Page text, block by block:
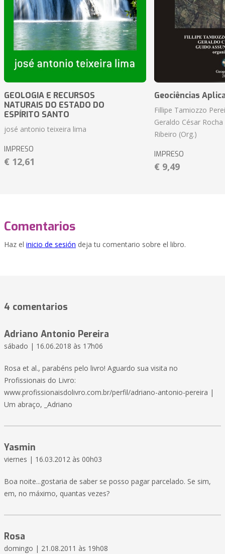
GEOLOGIA E RECURSOS
NATURAIS DO ESTADO DO
ESPÍRITO SANTO
josé antonio teixeira lima
IMPRESO
€ 12,61
Geociências
Fillipe Tamiozzo
Geraldo César
Ribeiro (Org.)
IMPRESO
€ 9,49
Comentarios
Haz el inicio de sesión deja tu comentario sobre el libro.
4 comentarios
Adriano Antonio Pereira
sábado | 16.06.2018 às 17h06
Rosa et al., parabéns pelo livro! Aguardo sua visita no
Profissionais do Livro:
www.profissionaisdolivro.com.br/perfil/adriano-antonio-pereira |
Um abraço, _Adriano
Yasmin
viernes | 16.03.2012 às 00h03
Boa noite...gostaria de saber se posso pagar parcelado. Se sim,
em, no máximo, quantas vezes?
Rosa
domingo | 21.08.2011 às 19h08